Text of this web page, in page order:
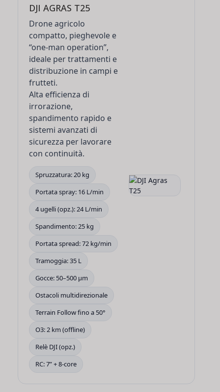
DJI AGRAS T25
Drone agricolo
compatto, pieghevole e
“one-man operation”,
ideale per trattamenti e
distribuzione in campi e
frutteti.
Alta efficienza di
irrorazione,
spandimento rapido e
sistemi avanzati di
sicurezza per lavorare
con continuità.
Spruzzatura: 20 kg
Portata spray: 16 L/min
4 ugelli (opz.): 24 L/min
Spandimento: 25 kg
Portata spread: 72 kg/min
Tramoggia: 35 L
Gocce: 50–500 μm
Ostacoli multidirezionale
Terrain Follow fino a 50°
O3: 2 km (offline)
Relè DJI (opz.)
RC: 7” + 8-core